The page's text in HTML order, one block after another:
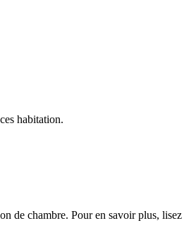
habitation.
de chambre. Pour en savoir plus, lisez